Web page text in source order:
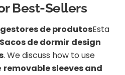
Best-Sellers
de produtosEsta
Sacos de dormir design
. We discuss how to use
removable sleeves and